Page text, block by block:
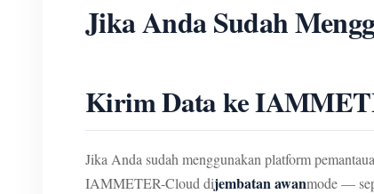
Jika Anda Sudah
Kirim Data ke
Jika Anda sudah menggunakan platform
IAMMETER-Cloud dijembatan awanmode —